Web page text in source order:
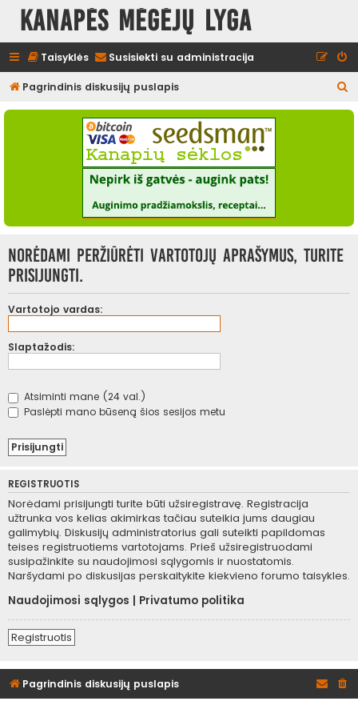
Kanapės mėgėjų lyga
Taisyklės Susisiekti su administracija
Pagrindinis diskusijų puslapis
e
Norėdami peržiūrėti vartotojų aprašymus, turite
prisijungti.
Vartotojo vardas:
Slaptažodis:
Atsiminti mane (24 val.)
Paslėpti mano būseną šios sesijos metu
REGISTRUOTIS
Norėdami prisijungti turite būti užsiregistravę. Registracija
užtrunka vos kelias akimirkas tačiau suteikia jums daugiau
galimybių. Diskusijų administratorius gali suteikti papildomas
teises registruotiems vartotojams. Prieš užsiregistruodami
susipažinkite su naudojimosi sąlygomis ir nuostatomis.
Naršydami po diskusijas perskaitykite kiekvieno forumo taisykles.
Naudojimosi sąlygos
Privatumo politika
Registruotis
Pagrindinis diskusijų puslapis